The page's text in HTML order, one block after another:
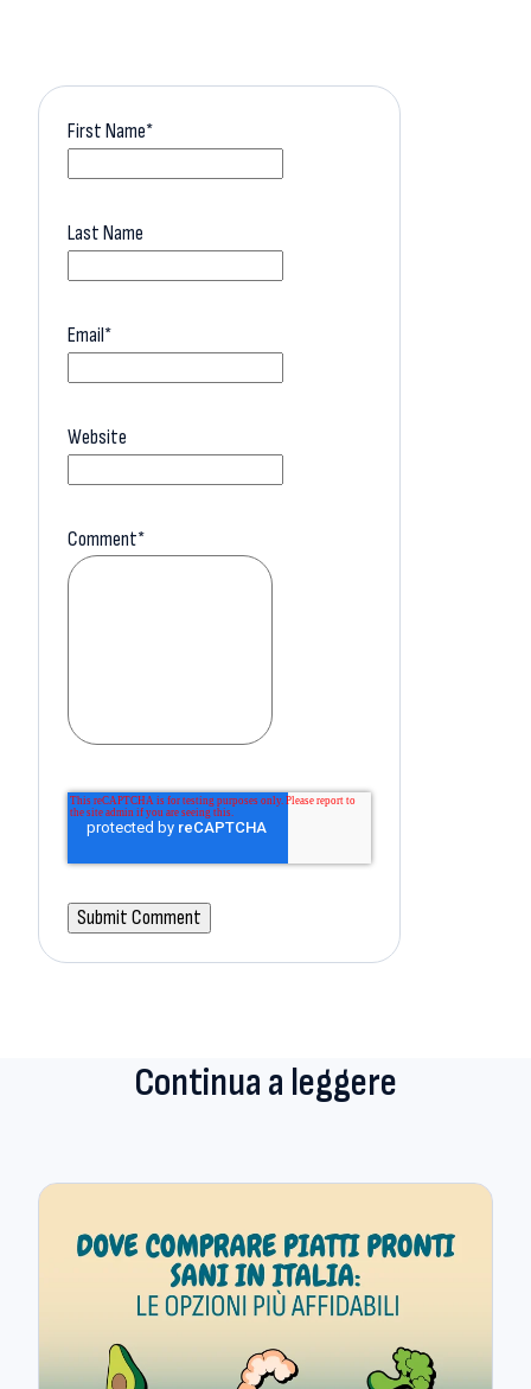
First Name*
Last Name
Email*
Website
Comment*
Continua a leggere